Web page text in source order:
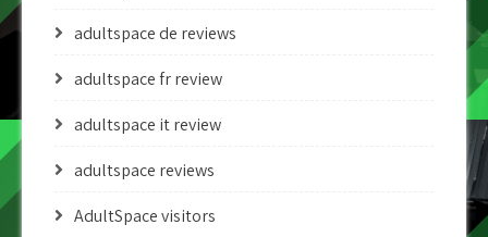
adultspace de reviews
adultspace fr review
adultspace it review
adultspace reviews
AdultSpace visitors